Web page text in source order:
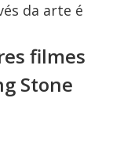
da arte é
filmes
Stone